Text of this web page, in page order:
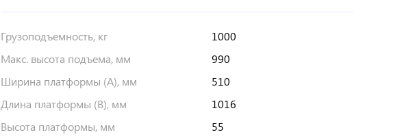
Грузоподъемность, кг
1000
Макс. высота подъема, мм
990
Ширина платформы (А), мм
510
Длина платформы (В), мм
1016
Высота платформы, мм
55